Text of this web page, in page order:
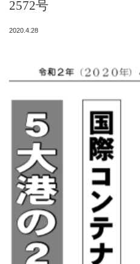
2572号
2020.4.28